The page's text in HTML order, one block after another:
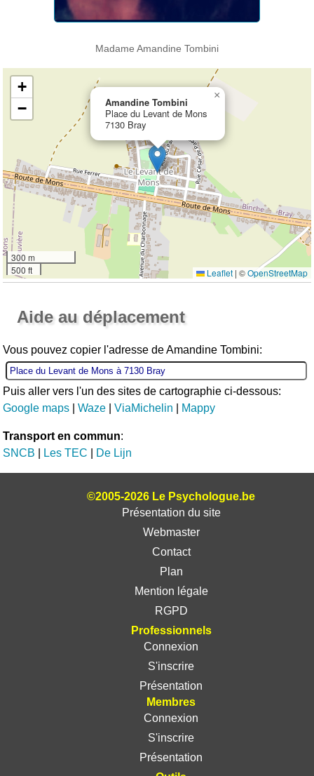
Madame Amandine Tombini
Amandine Tombini
Place du Levant de Mons
7130 Bray
×
+
−
300 m
500 ft
Leaflet | ©OpenStreetMap
Aide au déplacement
Vous pouvez copier l'adresse de Amandine Tombini:
Puis aller vers l'un des sites de cartographie ci-dessous:
Google maps |Waze |ViaMichelin Mappy
Transport en commun:
SNCB
Les TEC De Lijn
©2005-2026 Le Psychologue.be
Présentation du site
Webmaster
Contact
Plan
Mention légale
RGPD
Professionnels
Connexion
S'inscrire
Présentation
Membres
Connexion
S'inscrire
Présentation